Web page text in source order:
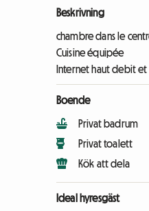
Beskrivning
chambre dans le
Cuisine équipée
Internet haut debit
Boende
Privat badrum
Privat toalett
Kök att dela
Ideal hyresgäst